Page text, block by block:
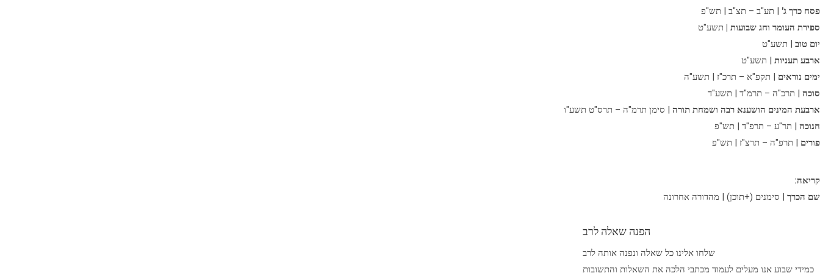
פסח כרך ג' | תע"ב – תצ"ב | תש"פ
ספירת העומר וחג שבועות | תשע"ט
יום טוב | תשע"ט
ארבע תעניות | תשע"ט
ימים נוראים | תקפ"א – תרכ"ז | תשע"ה
סוכה | תרכ"ה – תרמ"ד | תשע"ד
ארבעת המינים הושענא רבה ושמחת תורה | סימן תרמ"ה – תרס"ט תשע"ו
חנוכה | תר"ע – תרפ"ד | תש"פ
פורים | תרפ"ה – תרצ"ז | תש"פ
קריאה:
שם הכרך | סימנים (+תוכן) | מהדורה אחרונה
הפנה שאלה לרב
שלחו אלינו כל שאלה ונפנה אותה לרב
כמידי שבוע אנו מעלים לעמוד מכתבי הלכה את השאלות והתשובות